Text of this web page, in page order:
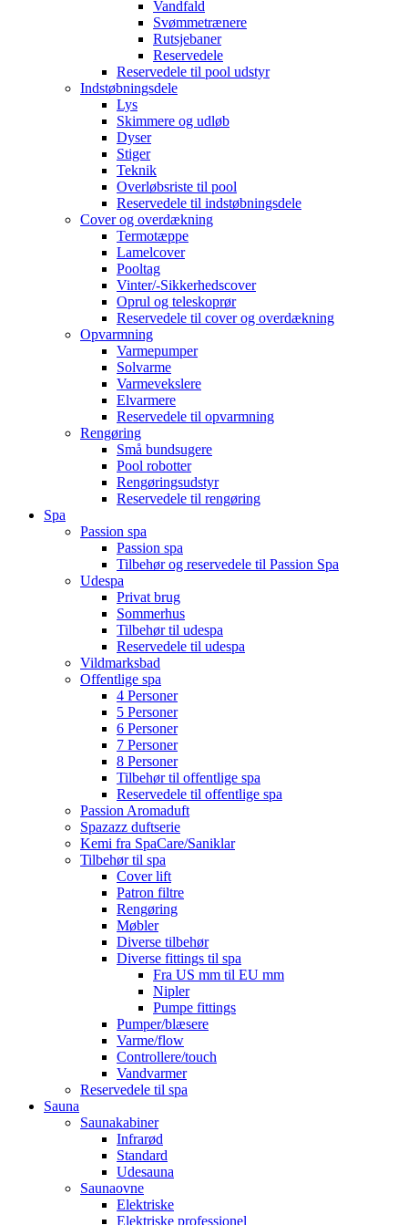
Vandfald
Svømmetrænere
Rutsjebaner
Reservedele
Reservedele til pool udstyr
Indstøbningsdele
Lys
Skimmere og udløb
Dyser
Stiger
Teknik
Overløbsriste til pool
Reservedele til indstøbningsdele
Cover og overdækning
Termotæppe
Lamelcover
Pooltag
Vinter/-Sikkerhedscover
Oprul og teleskoprør
Reservedele til cover og overdækning
Opvarmning
Varmepumper
Solvarme
Varmevekslere
Elvarmere
Reservedele til opvarmning
Rengøring
Små bundsugere
Pool robotter
Rengøringsudstyr
Reservedele til rengøring
Spa
Passion spa
Passion spa
Tilbehør og reservedele til Passion Spa
Udespa
Privat brug
Sommerhus
Tilbehør til udespa
Reservedele til udespa
Vildmarksbad
Offentlige spa
4 Personer
5 Personer
6 Personer
7 Personer
8 Personer
Tilbehør til offentlige spa
Reservedele til offentlige spa
Passion Aromaduft
Spazazz duftserie
Kemi fra SpaCare/Saniklar
Tilbehør til spa
Cover lift
Patron filtre
Rengøring
Møbler
Diverse tilbehør
Diverse fittings til spa
Fra US mm til EU mm
Nipler
Pumpe fittings
Pumper/blæsere
Varme/flow
Controllere/touch
Vandvarmer
Reservedele til spa
Sauna
Saunakabiner
Infrarød
Standard
Udesauna
Saunaovne
Elektriske
Elektriske professionel